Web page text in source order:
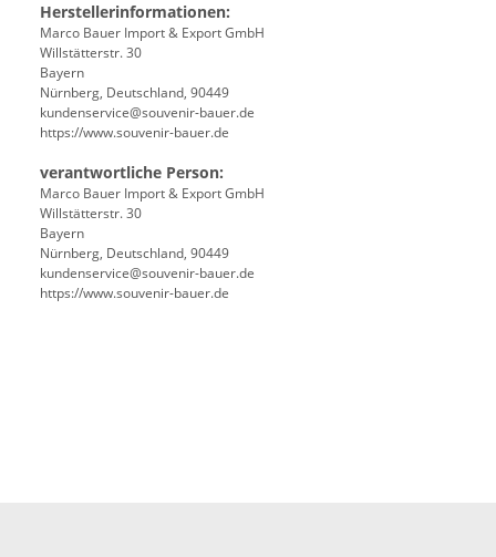
Herstellerinformationen:
Marco Bauer Import & Export GmbH
Willstätterstr. 30
Bayern
Nürnberg, Deutschland, 90449
kundenservice@souvenir-bauer.de
https://www.souvenir-bauer.de
verantwortliche Person:
Marco Bauer Import & Export GmbH
Willstätterstr. 30
Bayern
Nürnberg, Deutschland, 90449
kundenservice@souvenir-bauer.de
https://www.souvenir-bauer.de